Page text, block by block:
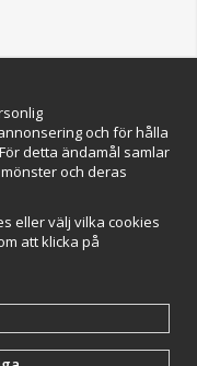
och för hålla
detta ändamål samlar
och deras
eller välj vilka cookies
att klicka på